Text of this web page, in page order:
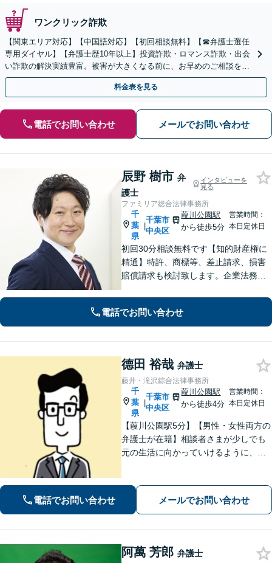
ワンクリック詐欺
【関東エリア対応】【中国語対応】【初回相談無料】【☎︎弁護士選任
専用ダイヤル】【弁護士歴10年以上】投資詐欺・ロマンス詐欺・出会
い詐欺の解決実績豊富。被害が大きくなる前に、お早めのご相談を。
セカンドオピニオン・オンラインの対応も可能
料金表を見る
電話でお問い合わせ メールでお問い合わせ
辰野 樹市 弁
護士
インタビューを
見る
ファミリア総合法律事務所
千
葉
県
|
千葉市
中央区
葭川公園駅
から徒歩5分
営業時間：
本日定休日
初回30分相談無料です【知的財産権に
精通】特許、商標等、差止請求、損害
賠償請求も検討致します。企業法務・
な事案でも全力で対応します。千葉県
内に限らず、関東エリア内であれば出
張可
電話でお問い合わせ
德田 裕哉 弁護士
藤井・滝沢綜合法律事務所
千
葉
県
|
千葉市
中央区
葭川公園駅
から徒歩4分
営業時間：
本日定休日
【葭川公園駅5分】【男性・女性両方の
弁護士が在籍】相談者さまが少しでも
元の生活に向かっていけるように、最
で休日・夜間面談可】【完全個室】
電話でお問い合わせ メールでお問い合わせ
阿萬 芳郎 弁護士